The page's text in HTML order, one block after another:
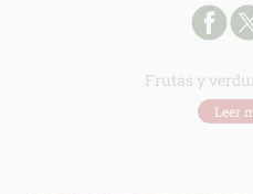
Frutas y
Leer